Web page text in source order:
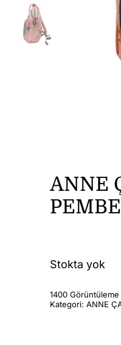
DİĞER ÜRÜNLER
ANNE
Stokta yok
1400 Görüntüleme
Kategori:ANNE